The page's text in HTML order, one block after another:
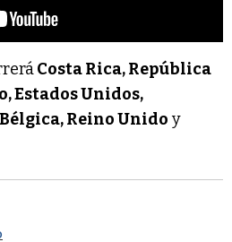
Costa Rica, República
Estados Unidos,
Reino Unido y